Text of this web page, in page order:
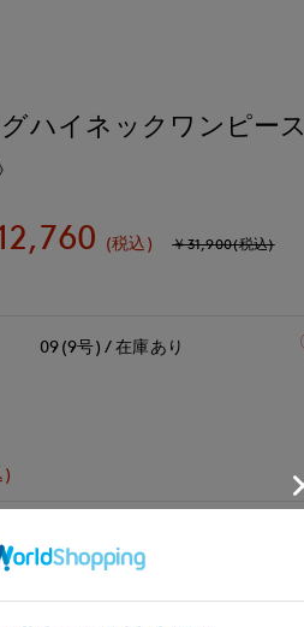
ハイネックワンピース
(税込) ￥31,900(税込)
)
09(9号) 在庫あり